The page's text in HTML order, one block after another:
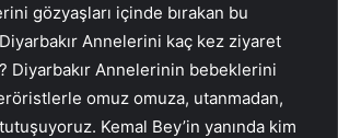
gözyaşları içinde bırakan bu
Annelerini kaç kez ziyaret
Diyarbakır Annelerinin bebeklerini
omuz omuza, utanmadan,
Kemal Bey’in yanında kim